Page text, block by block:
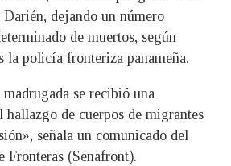
Darién, dejando un número
de muertos, según
la policía fronteriza panameña.
se recibió una
de cuerpos de migrantes
señala un comunicado del
Fronteras (Senafront).